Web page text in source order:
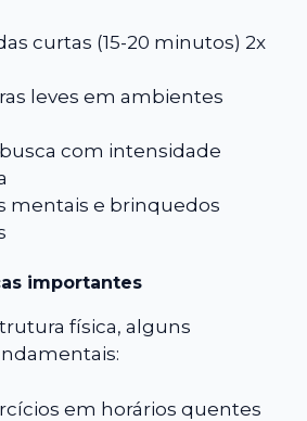
curtas (15-20 minutos) 2x
leves em ambientes
com intensidade
mentais e brinquedos
importantes
física, alguns
em horários quentes